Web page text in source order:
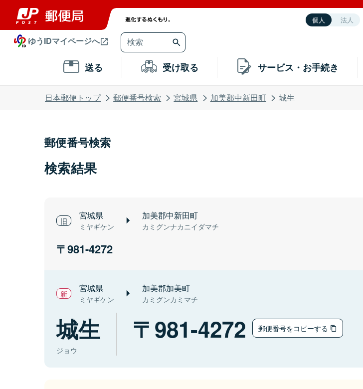
個人 法人
ゆうIDマイページへ
送る 受け取る サービス・お手続き
日本郵便トップ 郵便番号検索 宮城県 加美郡中新田町 城生
郵便番号検索
検索結果
宮城県
ミヤギケン
加美郡中新田町
カミグンナカニイダマチ
981-4272
宮城県
ミヤギケン
加美郡加美町
カミグンカミマチ
城生
ジョウ
981-4272 郵便番号をコピーする